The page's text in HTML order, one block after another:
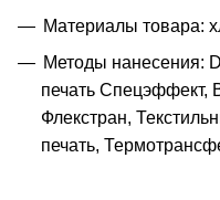
Материалы товара:
Методы нанесения:
печать
Флекстран,
печать,